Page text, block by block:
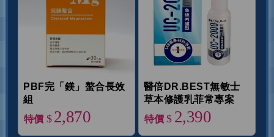
PBF完「鎂」螯合長效
組
特價 $ 2,870
醫倍DR.BEST無敏士
草本修護乳菲常專案
特價 $ 2,390